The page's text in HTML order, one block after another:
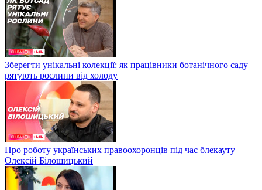
Зберегти унікальні колекції: як працівники ботанічного саду
рятують рослини від холоду
Про роботу українських правоохоронців під час блекауту –
Олексій Білошицький